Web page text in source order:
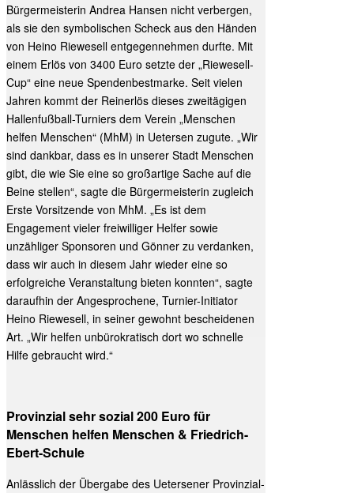
Bürgermeisterin Andrea Hansen nicht verbergen,
als sie den symbolischen Scheck aus den Händen
von Heino Riewesell entgegennehmen durfte. Mit
einem Erlös von 3400 Euro setzte der „Riewesell-
Cup“ eine neue Spendenbestmarke. Seit vielen
Jahren kommt der Reinerlös dieses zweitägigen
Hallenfußball-Turniers dem Verein „Menschen
helfen Menschen“ (MhM) in Uetersen zugute. „Wir
sind dankbar, dass es in unserer Stadt Menschen
gibt, die wie Sie eine so großartige Sache auf die
Beine stellen“, sagte die Bürgermeisterin zugleich
Erste Vorsitzende von MhM. „Es ist dem
Engagement vieler freiwilliger Helfer sowie
unzähliger Sponsoren und Gönner zu verdanken,
dass wir auch in diesem Jahr wieder eine so
erfolgreiche Veranstaltung bieten konnten“, sagte
daraufhin der Angesprochene, Turnier-Initiator
Heino Riewesell, in seiner gewohnt bescheidenen
Art. „Wir helfen unbürokratisch dort wo schnelle
Hilfe gebraucht wird.“
Provinzial sehr sozial 200 Euro für
Menschen helfen Menschen & Friedrich-
Ebert-Schule
Anlässlich der Übergabe des Uetersener Provinzial-